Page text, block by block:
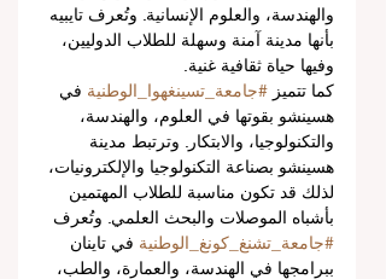
والهندسة، والعلوم الإنسانية. وتُعرف تايبيه
بأنها مدينة آمنة وسهلة للطلاب الدوليين،
وفيها حياة ثقافية غنية.
كما تتميز #جامعة_تسينغهوا_الوطنية في
هسينشو بقوتها في العلوم، والهندسة،
والتكنولوجيا، والابتكار. وترتبط مدينة
هسينشو بصناعة التكنولوجيا والإلكترونيات،
لذلك قد تكون مناسبة للطلاب المهتمين
بأشباه الموصلات والبحث العلمي. وتُعرف
#جامعة_تشنغ_كونغ_الوطنية في تاينان
ببرامجها في الهندسة، والعمارة، والطب،